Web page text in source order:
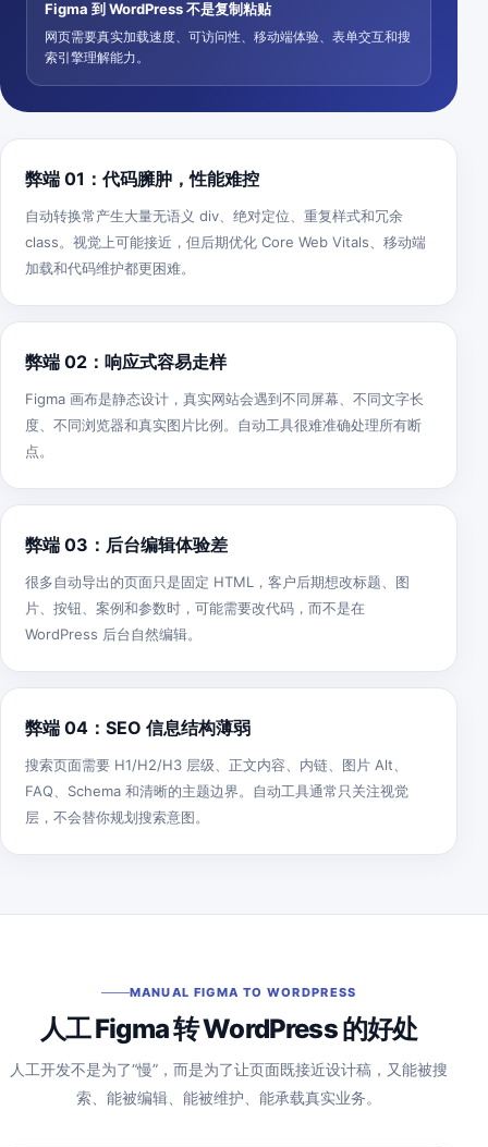
Figma 到 WordPress 不是复制粘贴
网页需要真实加载速度、可访问性、移动端体验、表单交互和搜
索引擎理解能力。
弊端 01：代码臃肿，性能难控
自动转换常产生大量无语义 div、绝对定位、重复样式和冗余
class。视觉上可能接近，但后期优化 Core Web Vitals、移动端
加载和代码维护都更困难。
弊端 02：响应式容易走样
Figma 画布是静态设计，真实网站会遇到不同屏幕、不同文字长
度、不同浏览器和真实图片比例。自动工具很难准确处理所有断
点。
弊端 03：后台编辑体验差
很多自动导出的页面只是固定 HTML，客户后期想改标题、图
片、按钮、案例和参数时，可能需要改代码，而不是在
WordPress 后台自然编辑。
弊端 04：SEO 信息结构薄弱
搜索页面需要 H1/H2/H3 层级、正文内容、内链、图片 Alt、
FAQ、Schema 和清晰的主题边界。自动工具通常只关注视觉
层，不会替你规划搜索意图。
MANUAL FIGMA TO WORDPRESS
人工 Figma 转 WordPress 的好处
人工开发不是为了“慢”，而是为了让页面既接近设计稿，又能被搜
索、能被编辑、能被维护、能承载真实业务。